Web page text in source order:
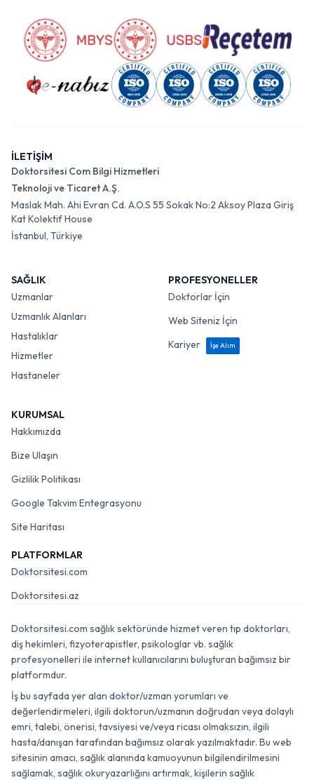
İLETİŞİM
Doktorsitesi Com Bilgi Hizmetleri
Teknoloji ve Ticaret A.Ş.
Maslak Mah. Ahi Evran Cd. A.O.S 55 Sokak No:2 Aksoy Plaza Giriş
Kat Kolektif House
İstanbul, Türkiye
SAĞLIK
Uzmanlar
Uzmanlık Alanları
Hastalıklar
Hizmetler
Hastaneler
PROFESYONELLER
Doktorlar İçin
Web Siteniz İçin
Kariyer
İşe Alım
KURUMSAL
Hakkımızda
Bize Ulaşın
Gizlilik Politikası
Google Takvim Entegrasyonu
Site Haritası
PLATFORMLAR
Doktorsitesi.com
Doktorsitesi.az
Doktorsitesi.com sağlık sektöründe hizmet veren tıp doktorları,
diş hekimleri, fizyoterapistler, psikologlar vb. sağlık
profesyonelleri ile internet kullanıcılarını buluşturan bağımsız bir
platformdur.
İş bu sayfada yer alan doktor/uzman yorumları ve
değerlendirmeleri, ilgili doktorun/uzmanın doğrudan veya dolaylı
emri, talebi, önerisi, tavsiyesi ve/veya ricası olmaksızın, ilgili
hasta/danışan tarafından bağımsız olarak yazılmaktadır. Bu web
sitesinin amacı, sağlık alanında kamuoyunun bilgilendirilmesini
sağlamak, sağlık okuryazarlığını artırmak, kişilerin sağlık